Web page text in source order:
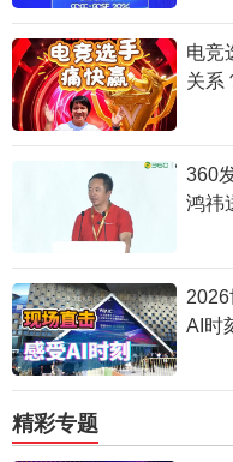
电竞
关系
360
鸿祎
AI时
精彩专题